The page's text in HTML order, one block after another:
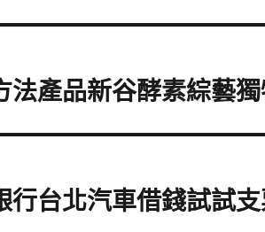
法產品新谷酵素綜藝
行台北汽車借錢試試